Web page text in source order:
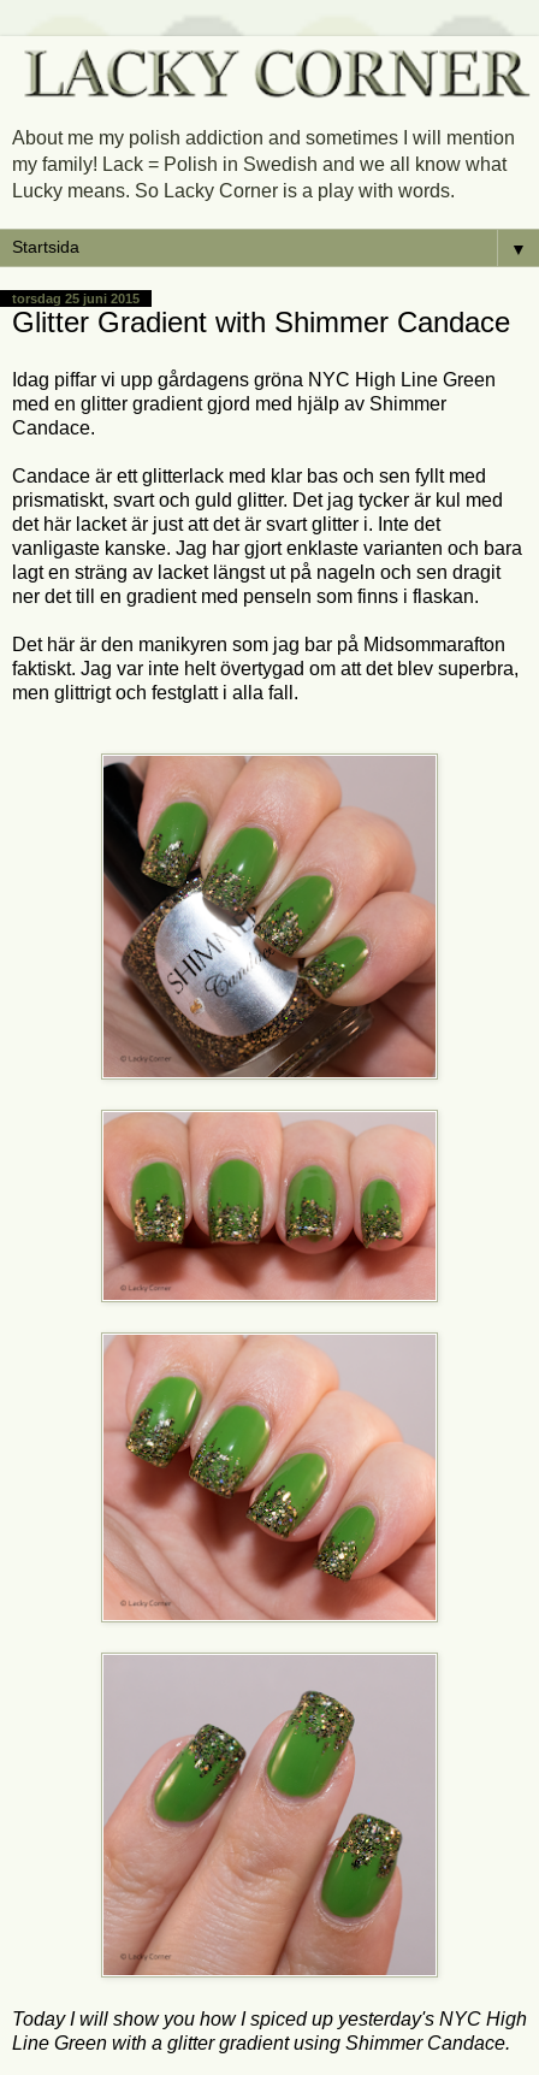
About me my polish addiction and sometimes I will mention
my family! Lack = Polish in Swedish and we all know what
Lucky means. So Lacky Corner is a play with words.
▼
torsdag 25 juni 2015
Glitter Gradient with Shimmer Candace
Idag piffar vi upp gårdagens gröna NYC High Line Green
med en glitter gradient gjord med hjälp av Shimmer
Candace.
Candace är ett glitterlack med klar bas och sen fyllt med
prismatiskt, svart och guld glitter. Det jag tycker är kul med
det här lacket är just att det är svart glitter i. Inte det
vanligaste kanske. Jag har gjort enklaste varianten och bara
lagt en sträng av lacket längst ut på nageln och sen dragit
ner det till en gradient med penseln som finns i flaskan.
Det här är den manikyren som jag bar på Midsommarafton
faktiskt. Jag var inte helt övertygad om att det blev superbra,
men glittrigt och festglatt i alla fall.
Today I will show you how I spiced up yesterday's NYC High
Line Green with a glitter gradient using Shimmer Candace.